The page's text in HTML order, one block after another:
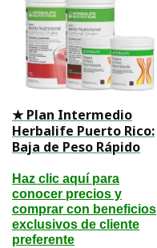
★ Plan Intermedio
Herbalife Puerto Rico:
Baja de Peso Rápido
Haz clic aquí para
conocer precios y
comprar con beneficios
exclusivos de cliente
preferente